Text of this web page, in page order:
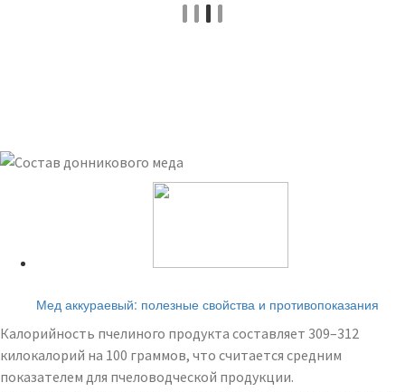
Мед аккураевый: полезные свойства и противопоказания
Калорийность пчелиного продукта составляет 309–312
килокалорий на 100 граммов, что считается средним
показателем для пчеловодческой продукции.